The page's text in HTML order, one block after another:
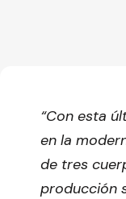
“Con esta
en la
de tres
producción